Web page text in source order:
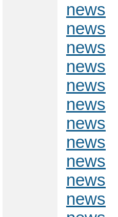
news
news
news
news
news
news
news
news
news
news
news